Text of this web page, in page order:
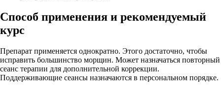
Способ применения и рекомендуемый
курс
Препарат применяется однократно. Этого достаточно, чтобы
исправить большинство морщин. Может назначаться повторный
сеанс терапии для дополнительной коррекции.
Поддерживающие сеансы назначаются в персональном порядке.